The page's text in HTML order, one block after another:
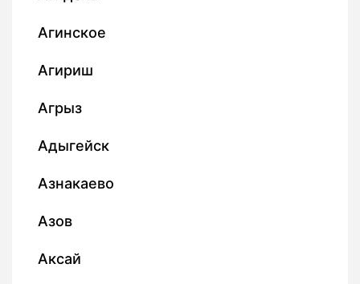
Агинское
Агириш
Агрыз
Адыгейск
Азнакаево
Азов
Аксай